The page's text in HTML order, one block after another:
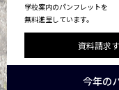
学校案内のパンフレットを
無料進呈しています。
資料請求
今年の